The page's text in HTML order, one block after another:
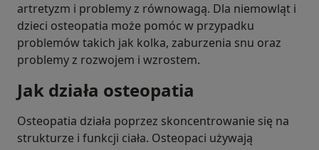
artretyzm i problemy z równowagą. Dla niemowląt i
dzieci osteopatia może pomóc w przypadku
problemów takich jak kolka, zaburzenia snu oraz
problemy z rozwojem i wzrostem.
Jak działa osteopatia
Osteopatia działa poprzez skoncentrowanie się na
strukturze i funkcji ciała. Osteopaci używają